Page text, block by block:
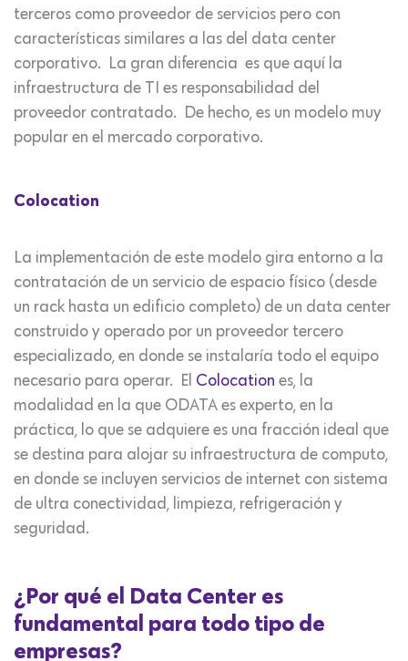
terceros como proveedor de servicios pero con
características similares a las del data center
corporativo. La gran diferencia es que aquí la
infraestructura de TI es responsabilidad del
proveedor contratado. De hecho, es un modelo muy
popular en el mercado corporativo.
Colocation
La implementación de este modelo gira entorno a la
contratación de un servicio de espacio físico (desde
un rack hasta un edificio completo) de un data center
construido y operado por un proveedor tercero
especializado, en donde se instalaría todo el equipo
necesario para operar. El Colocation es, la
modalidad en la que ODATA es experto, en la
práctica, lo que se adquiere es una fracción ideal que
se destina para alojar su infraestructura de computo,
en donde se incluyen servicios de internet con sistema
de ultra conectividad, limpieza, refrigeración y
seguridad.
¿Por qué el Data Center es
fundamental para todo tipo de
empresas?